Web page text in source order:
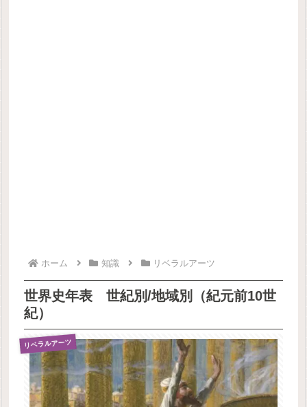
ホーム 知識 リベラルアーツ
世界史年表 世紀別/地域別（紀元前10世
紀）
リベラルアーツ